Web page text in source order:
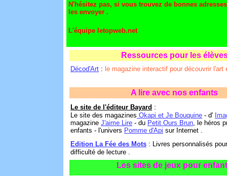
N'hésitez pas, si vous trouvez de bonnes
les envoyer .
L'équipe letopweb.net
Ressources pour les
Décod'Art : le magazine interactif pour découvrir l'art
A lire avec nos enfants
Le site de l'éditeur Bayard :
Le site des magazines Okapi et Je Bouquine - d'
magazine J'aime Lire - du Petit Ours Brun , le héros
enfants - l'univers Pomme d'Api sur Internet .
Edition La Fée des Mots : Livres personnalisés
difficulté de lecture .
Les sites de jeux pour